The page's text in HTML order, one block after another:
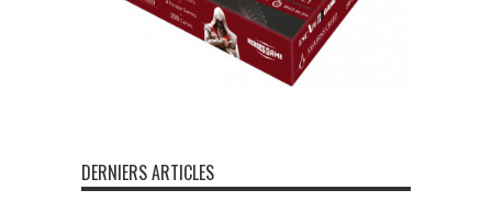
DERNIERS ARTICLES